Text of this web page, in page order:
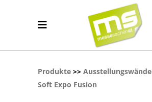
Produkte >> Ausstellungswände
Soft Expo Fusion